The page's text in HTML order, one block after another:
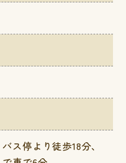
ス停より徒歩18分、